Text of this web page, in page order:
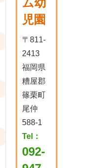
児園
〒811-
2413
福岡県
糟屋郡
篠栗町
尾仲
588-1
Tel：
092-